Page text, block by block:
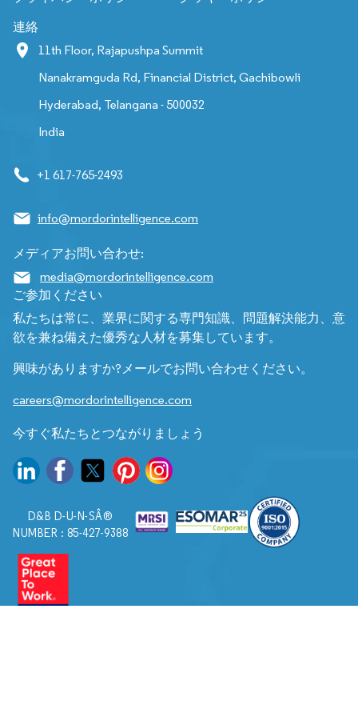
連絡
11th Floor, Rajapushpa Summit
Nanakramguda Rd, Financial District, Gachibowli
Hyderabad, Telangana - 500032
India
+1 617-765-2493
info@mordorintelligence.com
メディアお問い合わせ:
media@mordorintelligence.com
ご参加ください
私たちは常に、業界に関する専門知識、問題解決能力、意
欲を兼ね備えた優秀な人材を募集しています。
興味がありますか?メールでお問い合わせください。
careers@mordorintelligence.com
今すぐ私たちとつながりましょう
D&B D-U-N-SÂ®
NUMBER : 85-427-9388